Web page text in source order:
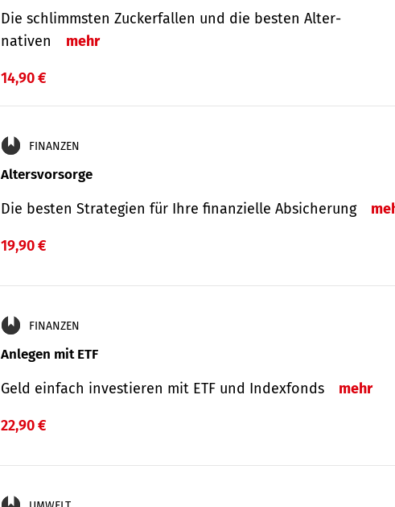
Die schlimmsten Zucker­fallen und die besten Alter­
nativen
mehr
14,90 €
FINANZEN
Altersvorsorge
Die besten Strategien für Ihre finanzielle Absicherung
19,90 €
FINANZEN
Anlegen mit ETF
Geld einfach investieren mit ETF und Indexfonds mehr
22,90 €